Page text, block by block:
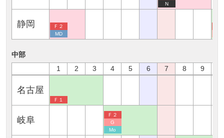
N
静岡
Ｆ２
MD
中部
1
2 3 4 5 6 7 8 9
名古屋
Ｆ１
岐阜
Ｆ２
G
Mo